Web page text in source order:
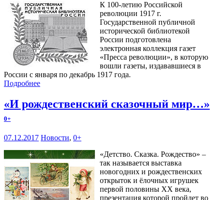
К 100-летию Российской
революции 1917 г.
Государственной публичной
исторической библиотекой
России подготовлена
электронная коллекция газет
«Пресса революции», в которую
вошли газеты, издававшиеся в
России с января по декабрь 1917 года.
Подробнее
«И рождественский сказочный мир…»
0+
07.12.2017 Новости, 0+
«Детство. Сказка. Рождество» –
так называется выставка
новогодних и рождественских
открыток и ёлочных игрушек
первой половины ХХ века,
презентация которой пройдет во